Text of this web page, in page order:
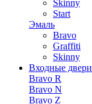
Skinny
Start
Эмаль
Bravo
Graffiti
Skinny
Входные двери
Bravo R
Bravo N
Bravo Z